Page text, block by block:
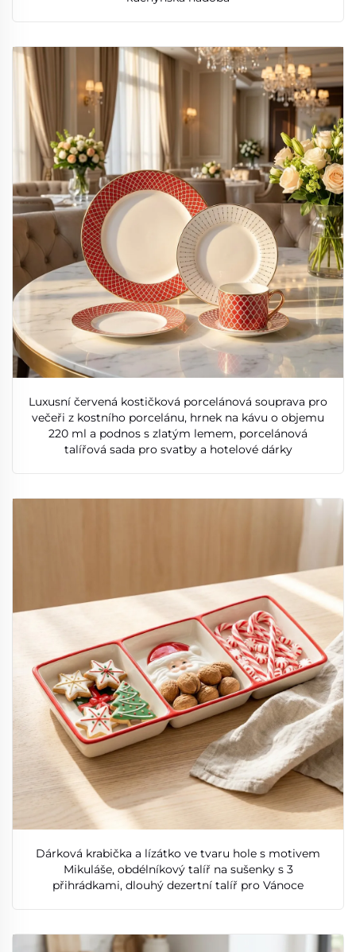
Luxusní červená kostičková porcelánová souprava pro
večeři z kostního porcelánu, hrnek na kávu o objemu
220 ml a podnos s zlatým lemem, porcelánová
talířová sada pro svatby a hotelové dárky
Dárková krabička a lízátko ve tvaru hole s motivem
Mikuláše, obdélníkový talíř na sušenky s 3
přihrádkami, dlouhý dezertní talíř pro Vánoce